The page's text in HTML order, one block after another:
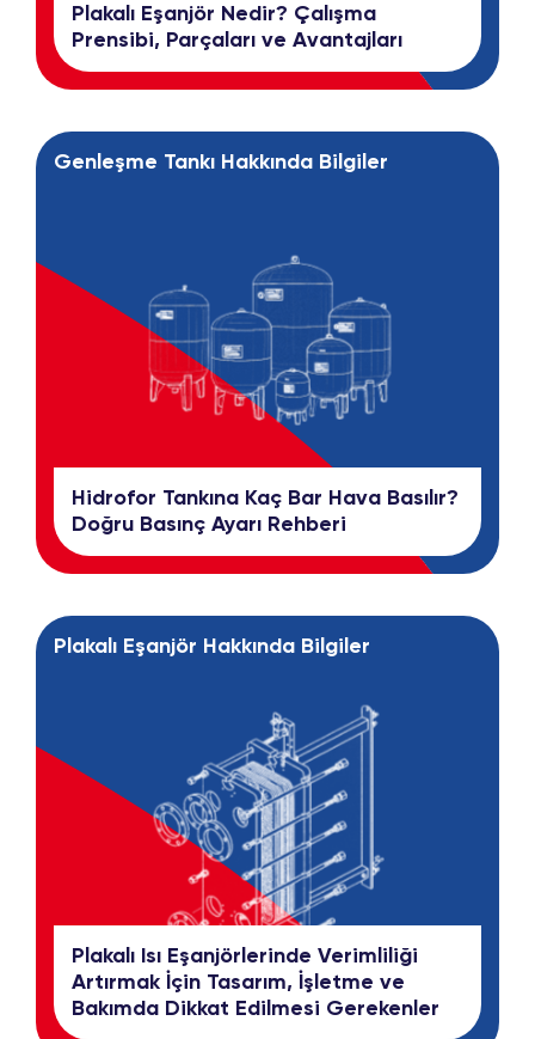
Plakalı Eşanjör Nedir? Çalışma
Prensibi, Parçaları ve Avantajları
Genleşme Tankı Hakkında Bilgiler
Hidrofor Tankına Kaç Bar Hava Basılır?
Doğru Basınç Ayarı Rehberi
Plakalı Eşanjör Hakkında Bilgiler
Plakalı Isı Eşanjörlerinde Verimliliği
Artırmak İçin Tasarım, İşletme ve
Bakımda Dikkat Edilmesi Gerekenler